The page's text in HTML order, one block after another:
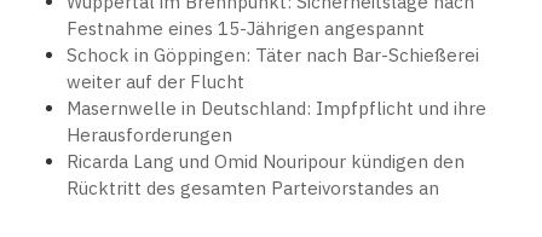
Festnahme eines 15-Jährigen angespannt
Schock in Göppingen: Täter nach Bar-Schießerei
weiter auf der Flucht
Masernwelle in Deutschland: Impfpflicht und ihre
Herausforderungen
Ricarda Lang und Omid Nouripour kündigen den
Rücktritt des gesamten Parteivorstandes an